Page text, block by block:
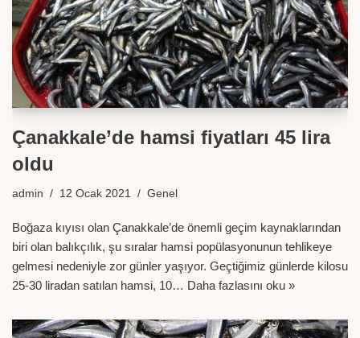
Çanakkale’de hamsi fiyatları 45 lira
oldu
admin 12 Ocak 2021 Genel
Boğaza kıyısı olan Çanakkale’de önemli geçim kaynaklarından
biri olan balıkçılık, şu sıralar hamsi popülasyonunun tehlikeye
gelmesi nedeniyle zor günler yaşıyor. Geçtiğimiz günlerde kilosu
25-30 liradan satılan hamsi, 10… Daha fazlasını oku »